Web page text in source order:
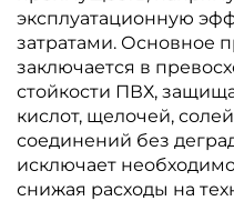
эксплуатационную
затратами. Основное
заключается в
стойкости ПВХ,
кислот, щелочей,
соединений без
исключает
снижая расходы на